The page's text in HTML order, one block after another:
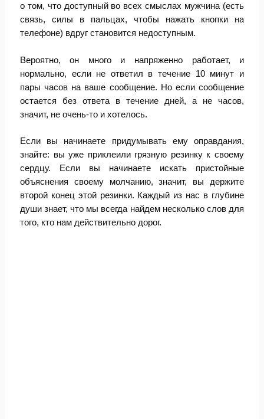
о том, что доступный во всех смыслах мужчина (есть
связь, силы в пальцах, чтобы нажать кнопки на
телефоне) вдруг становится недоступным.
Вероятно, он много и напряженно работает, и
нормально, если не ответил в течение 10 минут и
пары часов на ваше сообщение. Но если сообщение
остается без ответа в течение дней, а не часов,
значит, не очень-то и хотелось.
Если вы начинаете придумывать ему оправдания,
знайте: вы уже приклеили грязную резинку к своему
сердцу. Если вы начинаете искать пристойные
объяснения своему молчанию, значит, вы держите
второй конец этой резинки. Каждый из нас в глубине
души знает, что мы всегда найдем несколько слов для
того, кто нам действительно дорог.